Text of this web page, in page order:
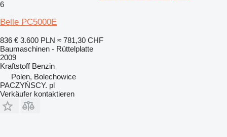
6
Belle PC5000E
836 € 3.600 PLN ≈ 781,30 CHF
Baumaschinen - Rüttelplatte
2009
Kraftstoff Benzin
Polen, Bolechowice
PACZYŃSCY. pl
Verkäufer kontaktieren